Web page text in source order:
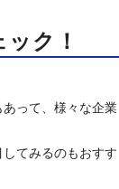
ク！
って、様々な企業
てみるのもおすす